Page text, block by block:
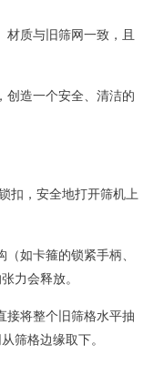
质与旧筛网一致，且
创造一个安全、清洁的
扣，安全地打开筛机上
如卡箍的锁紧手柄、
力会释放。
接将整个旧筛格水平抽
筛格边缘取下。